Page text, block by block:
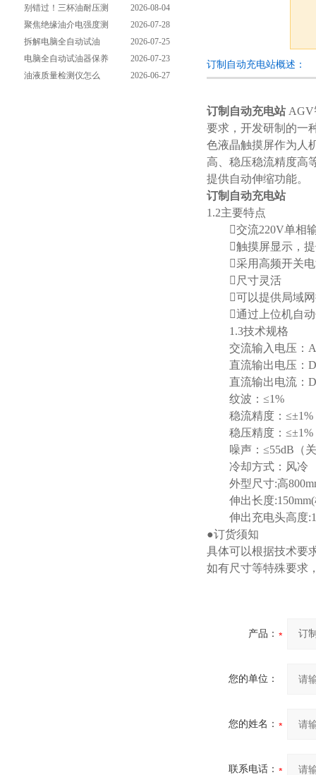
别错过！三杯油耐压测
试仪操作流程全解析，
一步到位不踩坑
2026-08-04
聚焦绝缘油介电强度测
试仪：那些决定检测效
能的关键特点
2026-07-28
拆解电脑全自动试油
器：核心组成部件，藏
着哪些硬核运行逻辑？
2026-07-25
电脑全自动试油器保养
全攻略：轻松延长设备
2026-07-23
油液质量检测仪怎么
2026-06-27
订制自动充电站概述：
订制自动充电站AGV
要求，开发研制的一
色液晶触摸屏作为人
高、稳压稳流精度高
提供自动伸缩功能。
订制自动充电站
1.2主要特点
交流220V单相输
触摸屏显示，提
采用高频开关电
尺寸灵活
可以提供局域网
通过上位机自动
1.3技术规格
交流输入电压：
直流输出电压：
直流输出电流：
纹波：≤1%
稳流精度：≤±1%
稳压精度：≤±1%
噪声：≤55dB（关
冷却方式：风冷
外型尺寸:高
伸出长度:150mm(
伸出充电头高度
●订货须知
具体可以根据技术要
如有尺寸等特殊要求
产品：
您的单位：
您的姓名：
联系电话：